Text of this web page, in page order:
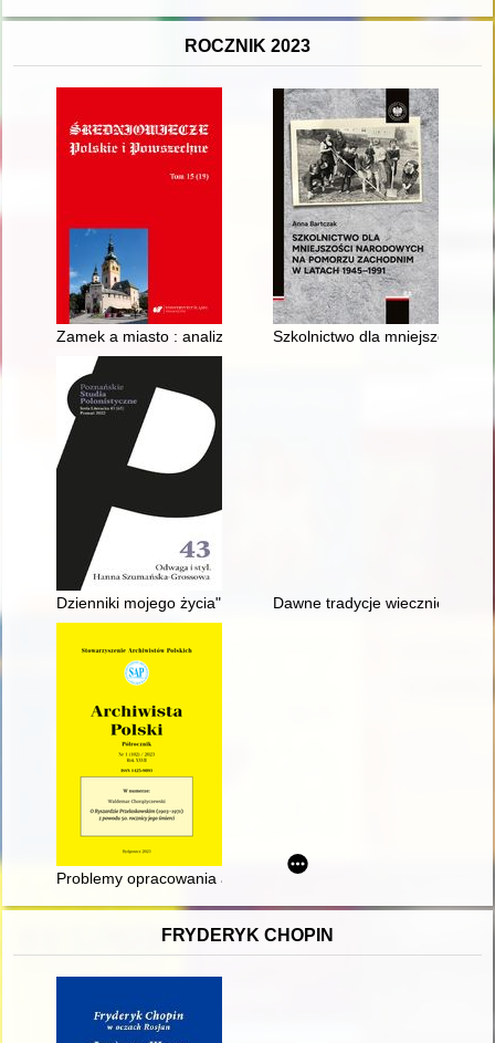
ROCZNIK 2023
Zamek a miasto : analiza semantyczna terminu "castrum" w
Szkolnictwo dla mniejszości
Dzienniki mojego życia" Gustawa Zielińskiego : refleksje
Dawne tradycje wiecznie
Problemy opracowania akt miejskich na przykładzie akt
FRYDERYK CHOPIN